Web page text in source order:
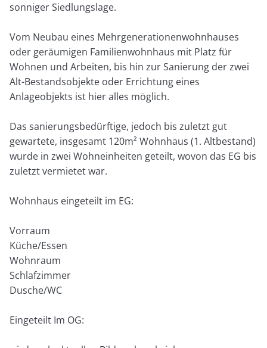
sonniger Siedlungslage.
Vom Neubau eines Mehrgenerationenwohnhauses
oder geräumigen Familienwohnhaus mit Platz für
Wohnen und Arbeiten, bis hin zur Sanierung der zwei
Alt-Bestandsobjekte oder Errichtung eines
Anlageobjekts ist hier alles möglich.
Das sanierungsbedürftige, jedoch bis zuletzt gut
gewartete, insgesamt 120m² Wohnhaus (1. Altbestand)
wurde in zwei Wohneinheiten geteilt, wovon das EG bis
zuletzt vermietet war.
Wohnhaus eingeteilt im EG:
Vorraum
Küche/Essen
Wohnraum
Schlafzimmer
Dusche/WC
Eingeteilt Im OG: